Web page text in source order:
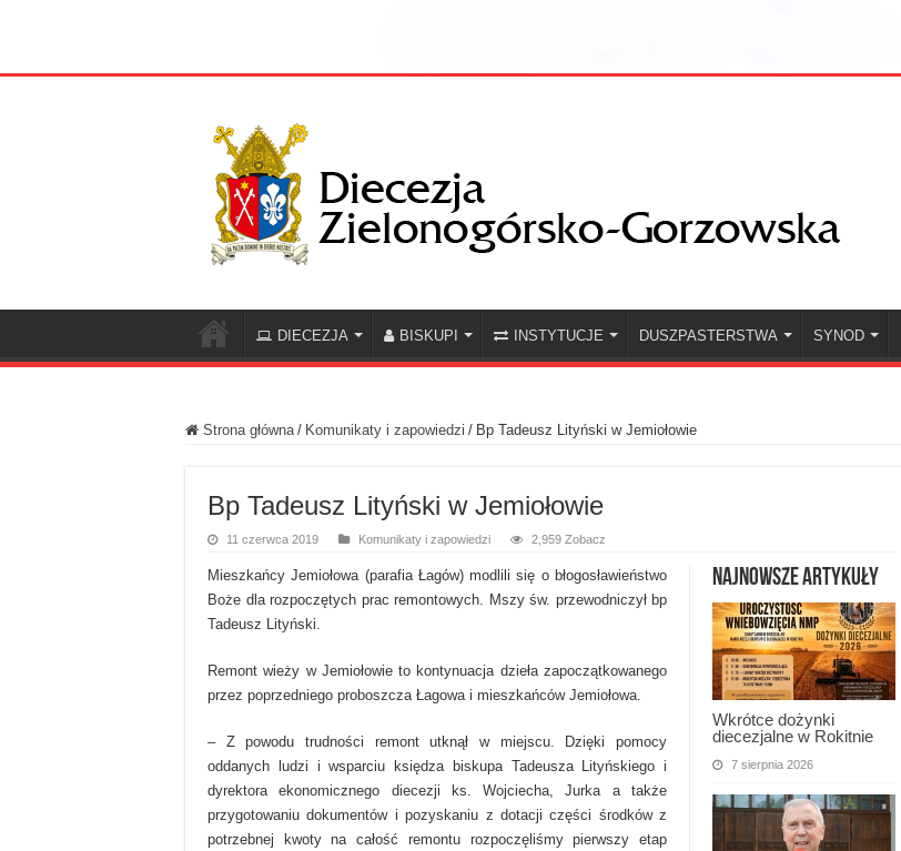
DIECEZJA BISKUPI INSTYTUCJE DUSZPASTERSTWA SYNOD
Strona główna / Komunikaty i zapowiedzi / Bp Tadeusz Lityński w Jemiołowie
Bp Tadeusz Lityński w Jemiołowie
11 czerwca 2019 Komunikaty i zapowiedzi 2,959 Zobacz
Najnowsze artykuły
Wkrótce dożynki
diecezjalne w Rokitnie
7 sierpnia 2026
Mieszkańcy Jemiołowa (parafia Łagów) modlili się o błogosławieństwo
Boże dla rozpoczętych prac remontowych. Mszy św. przewodniczył bp
Tadeusz Lityński.
Remont wieży w Jemiołowie to kontynuacja dzieła zapoczątkowanego
przez poprzedniego proboszcza Łagowa i mieszkańców Jemiołowa.
– Z powodu trudności remont utknął w miejscu. Dzięki pomocy
oddanych ludzi i wsparciu księdza biskupa Tadeusza Lityńskiego i
dyrektora ekonomicznego diecezji ks. Wojciecha, Jurka a także
przygotowaniu dokumentów i pozyskaniu z dotacji części środków z
potrzebnej kwoty na całość remontu rozpoczęliśmy pierwszy etap